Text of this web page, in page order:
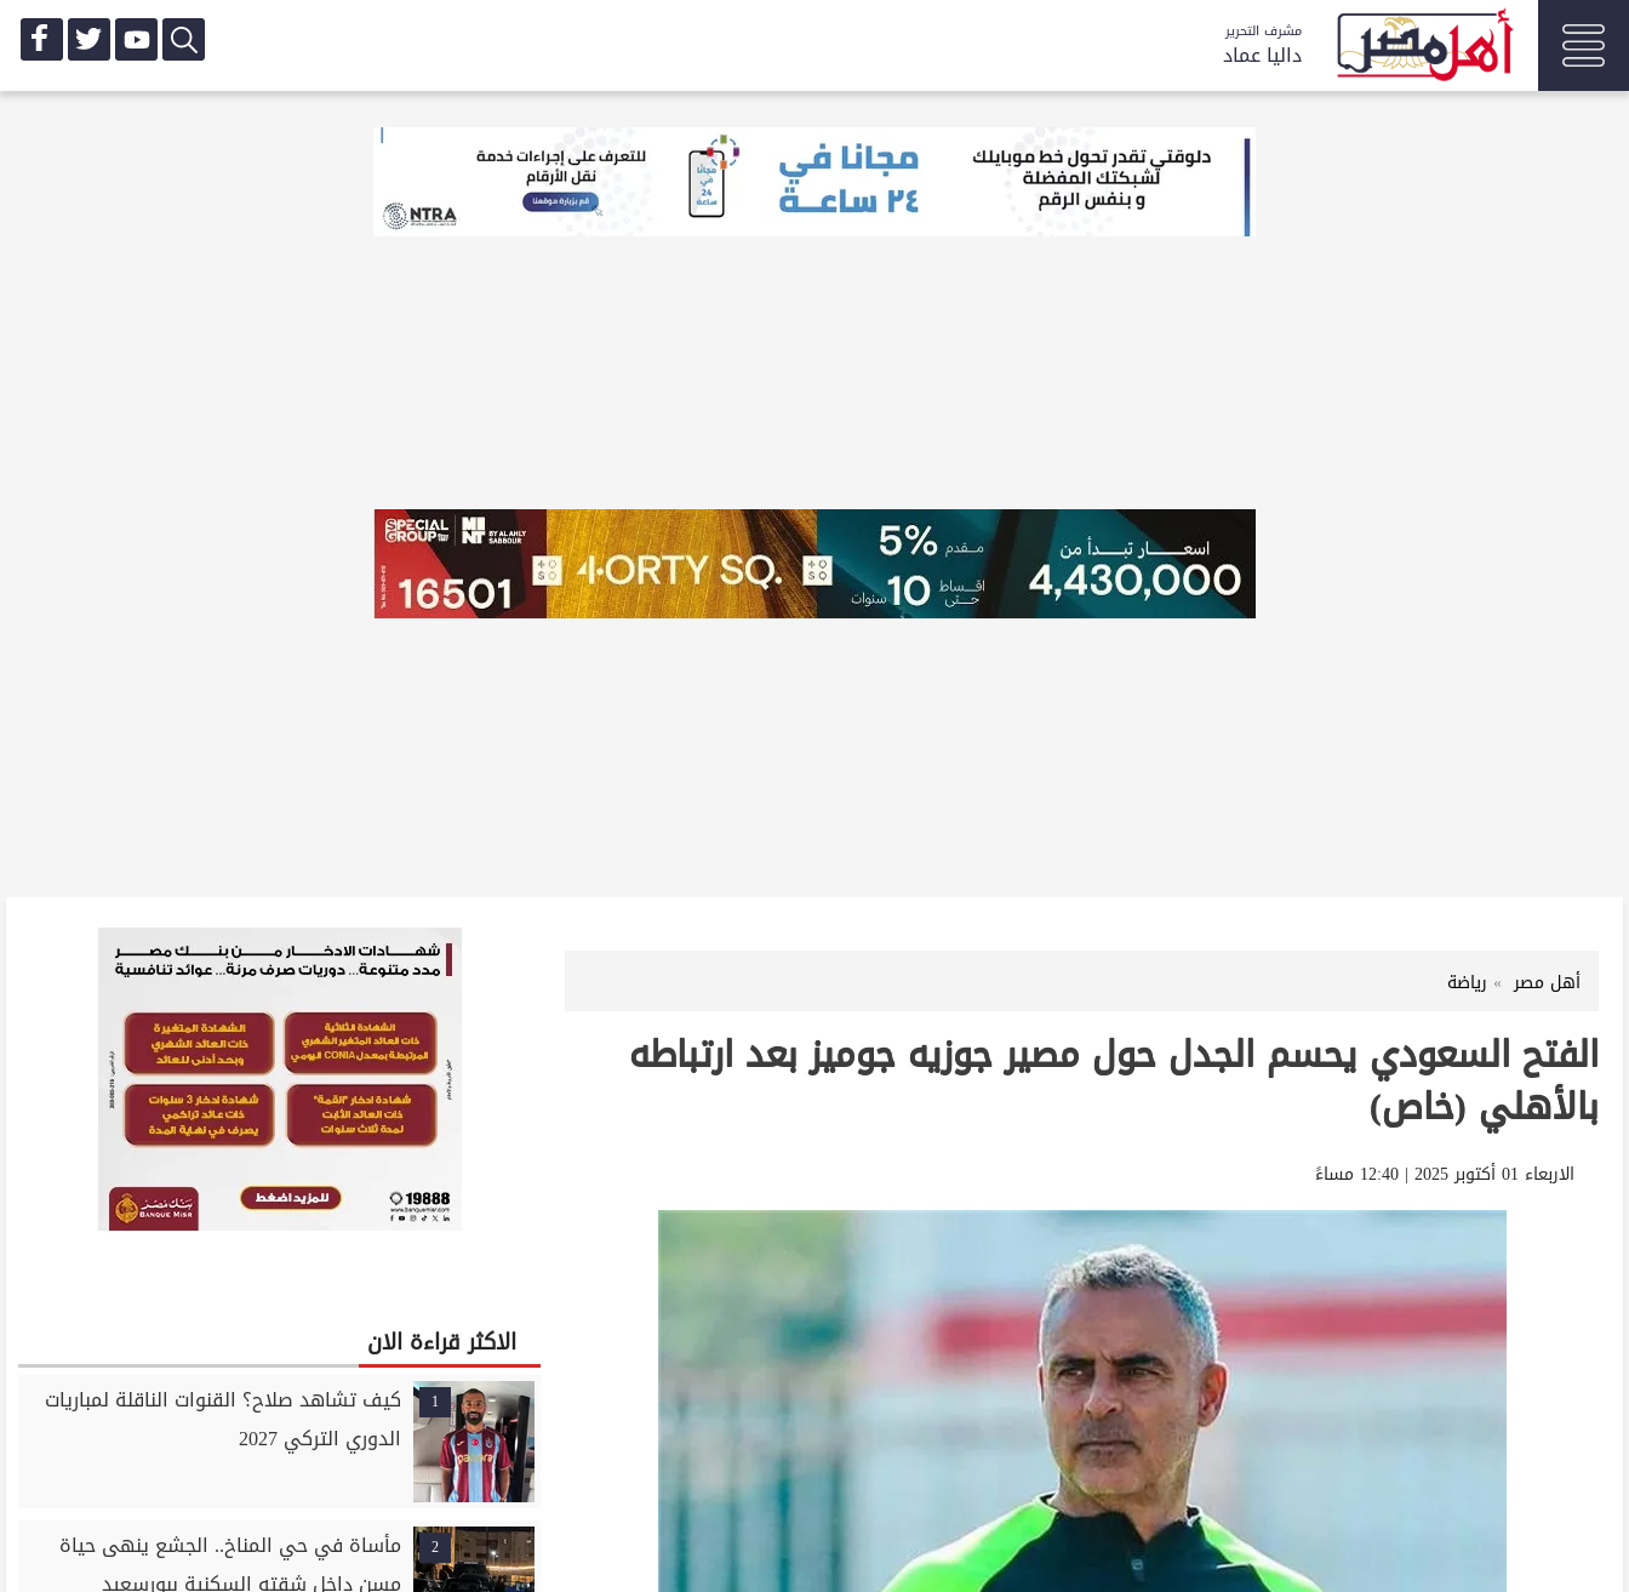
مشرف التحرير
داليا عماد
أهل مصر رياضة
الفتح السعودي يحسم الجدل حول مصير جوزيه جوميز بعد ارتباطه
بالأهلي (خاص)
الاربعاء 01 أكتوبر 2025 | 12:40 مساءً
الاكثر قراءة الان
1
كيف تشاهد صلاح؟ القنوات الناقلة لمباريات
الدوري التركي 2027
2
مأساة في حي المناخ.. الجشع ينهى حياة
مسن داخل شقته السكنية ببورسعيد